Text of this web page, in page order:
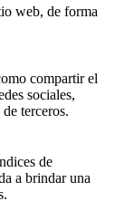
web, de forma
compartir el
sociales,
terceros.
de
a brindar una